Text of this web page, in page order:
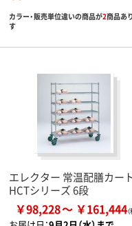
カラー・販売単位違いの商品が2商品あ
す
エレクター 常温配膳カー
HCTシリーズ 6段
￥98,228 ￥161,444